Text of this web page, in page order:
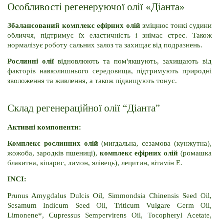
Особливості регенеруючої олії «Діанта»
Збалансований комплекс ефірних олій зміцнює тонкі судини
обличчя, підтримує їх еластичність і знімає стрес. Також
нормалізує роботу сальних залоз та захищає від подразнень.
Рослинні олії відновлюють та пом'якшують, захищають від
факторів навколишнього середовища, підтримують природні
зволоження та живлення, а також підвищують тонус.
Склад регенераційної олії “Діанта”
Активні компоненти:
Комплекс рослинних олій (мигдальна, сезамова (кунжутна),
жожоба, зародків пшениці), комплекс ефірних олій (ромашка
блакитна, кіпарис, лимон, ялівець), лецитин, вітамін E.
INCI:
Prunus Amygdalus Dulcis Oil, Simmondsia Chinensis Seed Oil,
Sesamum Indicum Seed Oil, Triticum Vulgare Germ Oil,
Limonene*, Cupressus Sempervirens Oil, Tocopheryl Acetate,